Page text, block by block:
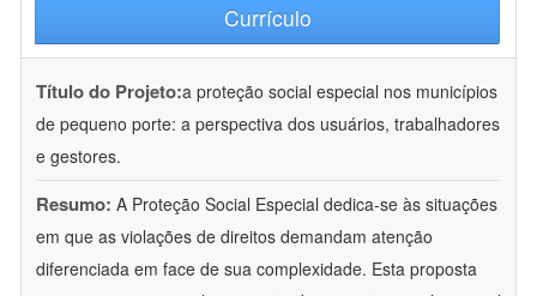
Currículo
Título do Projeto:a proteção social especial nos municípios
de pequeno porte: a perspectiva dos usuários, trabalhadores
e gestores.
Resumo: A Proteção Social Especial dedica-se às situações
em que as violações de direitos demandam atenção
diferenciada em face de sua complexidade. Esta proposta